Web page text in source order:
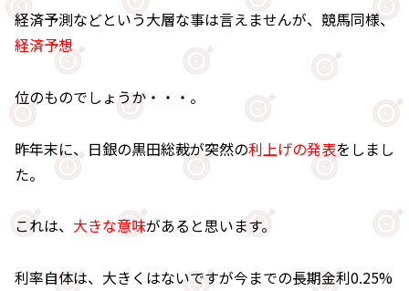
経済予測などという大層な事は言えませんが、競馬同様、
経済予想
位のものでしょうか・・・。
昨年末に、日銀の黒田総裁が突然の利上げの発表をしまし
た。
これは、 大きな意味があると思います。
利率自体は、大きくはないですが今までの長期金利0.25%